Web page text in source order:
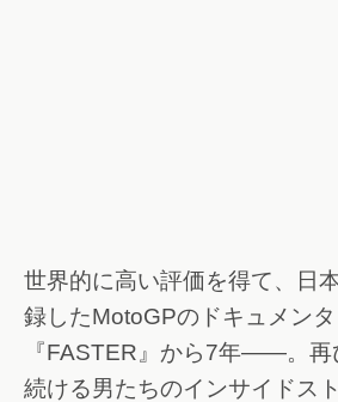
世界的に高い評価を得て、日
録したMotoGPのドキュメン
『FASTER』から7年――。再
続ける男たちのインサイドス